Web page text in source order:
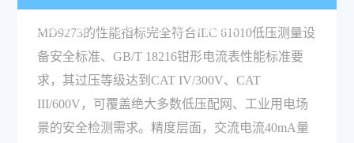
合哪些电力检测行业的合规要求？
MD9273的性能指标完全符合IEC 61010低压测量设
备安全标准、GB/T 18216钳形电流表性能标准要
求，其过压等级达到CAT IV/300V、CAT
III/600V，可覆盖绝大多数低压配网、工业用电场
景的安全检测需求。精度层面，交流电流40mA量